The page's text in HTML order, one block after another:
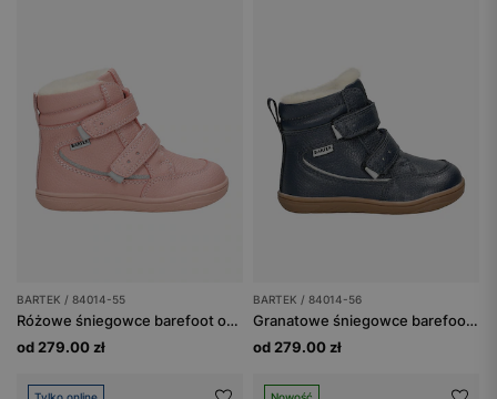
BARTEK / 84014-55
Różowe śniegowce barefoot ocieplane wełną BARTEK 84014-55
od 279.00 zł
BARTEK / 84014-56
Granatowe śniegowce barefoot ocieplane wełną BARTEK 84014-56
od 279.00 zł